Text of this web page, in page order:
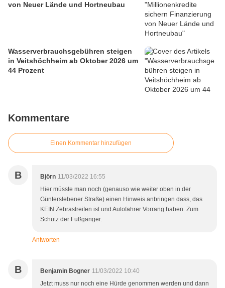
von Neuer Lände und Hortneubau
Wasserverbrauchsgebühren steigen
in Veitshöchheim ab Oktober 2026 um
44 Prozent
Kommentare
Einen Kommentar hinzufügen
B Björn 11/03/2022 16:55
Hier müsste man noch (genauso wie weiter oben in der
Günterslebener Straße) einen Hinweis anbringen dass, das
KEIN Zebrastreifen ist und Autofahrer Vorrang haben. Zum
Schutz der Fußgänger.
Antworten
B Benjamin Bogner 11/03/2022 10:40
Jetzt muss nur noch eine Hürde genommen werden und dann